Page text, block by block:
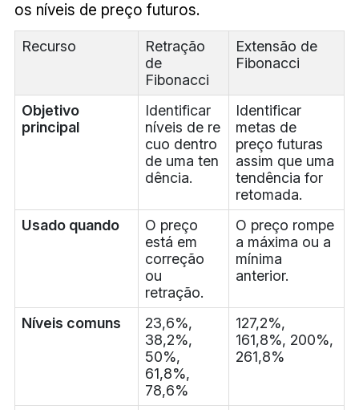
os níveis de preço futuros.
Recurso
Retração
de
Fibonacci
Extensão de
Fibonacci
Objetivo
principal
Identificar
níveis de re
cuo dentro
de uma ten
dência.
Identificar
metas de
preço futuras
assim que uma
tendência for
retomada.
Usado quando
O preço
está em
correção
ou
retração.
O preço rompe
a máxima ou a
mínima
anterior.
Níveis comuns
23,6%,
38,2%,
50%,
61,8%,
78,6%
127,2%,
161,8%, 200%,
261,8%